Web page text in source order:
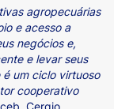
agropecuárias
e acesso a
negócios e,
e levar seus
um ciclo virtuoso
cooperativo
Cergio